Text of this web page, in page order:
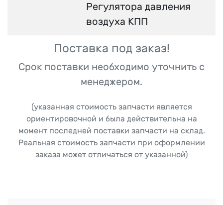
Регулятора давления
воздуха КПП
Поставка под заказ!
Срок поставки необходимо уточнить с
менеджером.
(указанная стоимость запчасти является
ориентировочной и была действительна на
момент последней поставки запчасти на склад.
Реальная стоимость запчасти при оформлении
заказа может отличаться от указанной)